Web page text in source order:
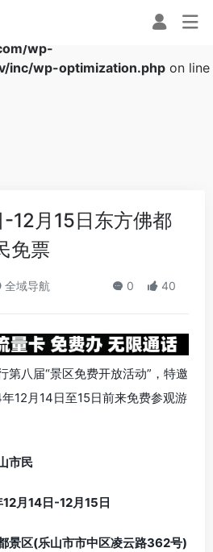
in
wp-
inc/wp-optimization.php on line
12月15日东方佛都
免票
全域导航 0 40
八届“景区免费开放活动”，特邀
12月14日至15日前来免费参观游
市民
月14日-12月15日
区(乐山市市中区凌云路362号)